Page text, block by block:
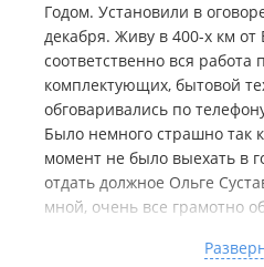
Годом. Установили в
декабря. Живу в 400-х км от
соответственно вся
комплектующих, бытовой
обговаривались по
Было немного страшно так
момент не было выехать в
отдать должное Ольге
мной, очень все грамотно
установки возникли кое